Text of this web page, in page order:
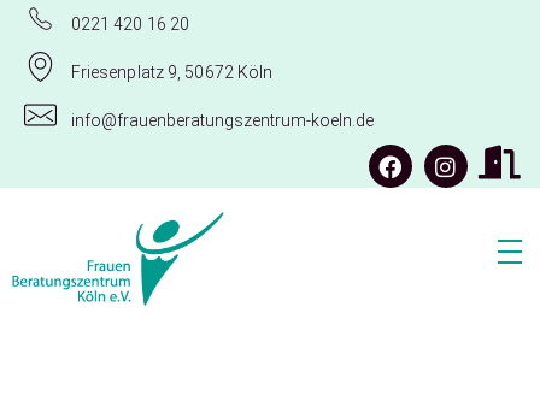
0221 420 16 20
Friesenplatz 9, 50672 Köln
info@frauenberatungszentrum-koeln.de